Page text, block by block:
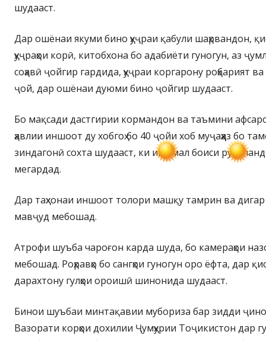
шудааст.
Дар ошёнаи якуми бино ҳуҷраи қабули шаҳрвандон,
ҳуҷраҳои корӣ, китобхона бо адабиёти гуногун, аз
соҳавӣ ҷойгир гардида, ҳуҷраи коргарону роҳбарият
ҷой, дар ошёнаи дуюми бино ҷойгир шудааст.
Бо мақсади дастгирии кормандон ва таъмини
ҳавлии иншоот ду хобгоҳ бо 40 ҷойи хоб муҷаҳҳаз бо
зиндагонӣ сохта шудааст, ки ин амал боиси
мегардад.
Дар таҳхонаи иншоот толори машқу тамрин ва дигар
мавҷуд мебошад.
Атрофи шуъба чароғон карда шуда, бо камераҳои
мебошад. Роҳравҳо бо сангҳои гуногун оро ёфта, дар
дарахтону гулҳои ороишӣ шинонида шудааст.
Бинои шуъбаи минтақавии мубориза бар зидди
Вазорати корҳои дохилии Ҷумҳурии Тоҷикистон дар